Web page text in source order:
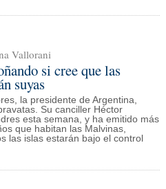
Vallorani
si cree que las
suyas
la presidente de Argentina,
Su canciller Héctor
esta semana, y ha emitido más
que habitan las Malvinas,
las islas estarán bajo el control